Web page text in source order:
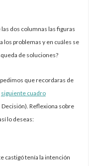
las dos columnas las figuras
los problemas y en cuáles se
de soluciones?
que recordaras de
siguiente cuadro
Reflexiona sobre
lo deseas:
castigó tenía la intención